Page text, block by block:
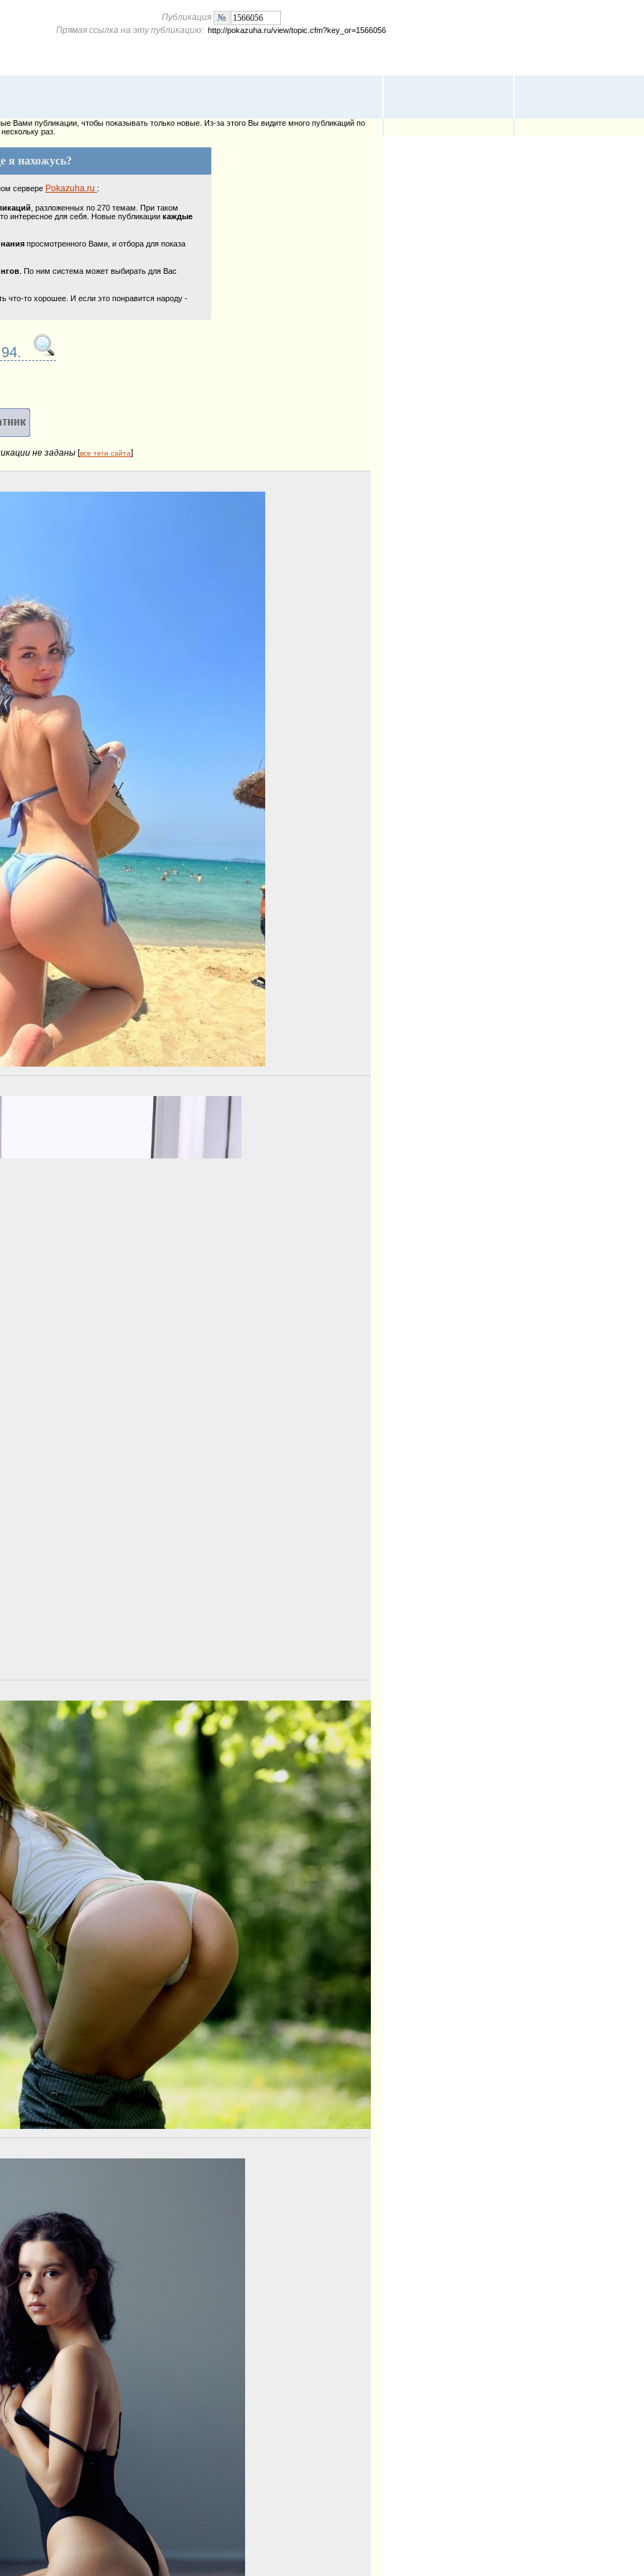
Публикация
Прямая ссылка на эту публикацию: http://pokazuha.ru/view/topic.cfm?key_or=1566056
публикации, чтобы показывать только новые. Из-за этого Вы видите много публикаций по
нескольку раз.
я нахожусь?
сервере Pokazuha.ru :
, разложенных по 270 темам. При таком
интересное для себя. Новые публикации каждые
просмотренного Вами, и отбора для показа
. По ним система может выбирать для Вас
что-то хорошее. И если это понравится народу -
не заданы [все теги сайта]